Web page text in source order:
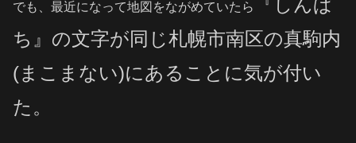
でも、最近になって地図をながめていたら
『しんぱ
ち』の文字が同じ札幌市南区の真駒内
(まこまない)にあることに気が付い
た。